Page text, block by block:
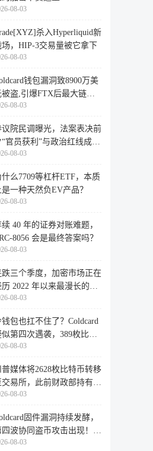
08-03
杀入Hyperliquid新
场，HIP-3交易量被它拿下
08-03
钱包漏洞致8900万美
被盗,引爆FTX后最大链上
移潮08-03
议院民调曝光，法案表决前
“官员获利”与政治红线成最
08-03
什么7709等杠杆ETF，本质
是一种天然负EV产品？
08-03
40 年的证券对账难题，
8056 会是最终答案吗？
08-03
跌三个季度，加密市场正在
历 2022 年以来最漫长的退
08-03
钱包也扛不住了？Coldcard
似第四次遇袭，389枚比特
失08-03
普媒体将2628枚比特币转移
交易所，此前财政部持有的
特08-03
固件漏洞持续发酵，
四波协同盗币攻击出现！
个08-03